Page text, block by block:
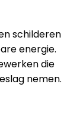
schilderen
energie.
die
nemen.